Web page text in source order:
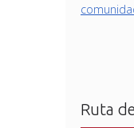
Ruta